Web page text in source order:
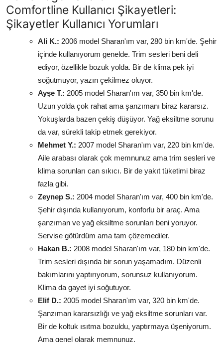
Comfortline Kullanıcı Şikayetleri:
Şikayetler Kullanıcı Yorumları
Ali K.: 2006 model Sharan'ım var, 280 bin km'de. Şehir
içinde kullanıyorum genelde. Trim sesleri beni deli
ediyor, özellikle bozuk yolda. Bir de klima pek iyi
soğutmuyor, yazın çekilmez oluyor.
Ayşe T.: 2005 model Sharan'ım var, 350 bin km'de.
Uzun yolda çok rahat ama şanzımanı biraz kararsız.
Yokuşlarda bazen çekiş düşüyor. Yağ eksiltme sorunu
da var, sürekli takip etmek gerekiyor.
Mehmet Y.: 2007 model Sharan'ım var, 220 bin km'de.
Aile arabası olarak çok memnunuz ama trim sesleri ve
klima sorunları can sıkıcı. Bir de yakıt tüketimi biraz
fazla gibi.
Zeynep S.: 2004 model Sharan'ım var, 400 bin km'de.
Şehir dışında kullanıyorum, konforlu bir araç. Ama
şanzıman ve yağ eksiltme sorunları beni yoruyor.
Servise götürdüm ama tam çözemediler.
Hakan B.: 2008 model Sharan'ım var, 180 bin km'de.
Trim sesleri dışında bir sorun yaşamadım. Düzenli
bakımlarını yaptırıyorum, sorunsuz kullanıyorum.
Klima da gayet iyi soğutuyor.
Elif D.: 2005 model Sharan'ım var, 320 bin km'de.
Şanzıman kararsızlığı ve yağ eksiltme sorunları var.
Bir de koltuk ısıtma bozuldu, yaptırmaya üşeniyorum.
Ama genel olarak memnunuz.